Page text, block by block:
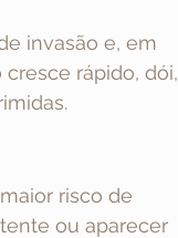
invasão e, em
rápido, dói,
risco de
ou aparecer